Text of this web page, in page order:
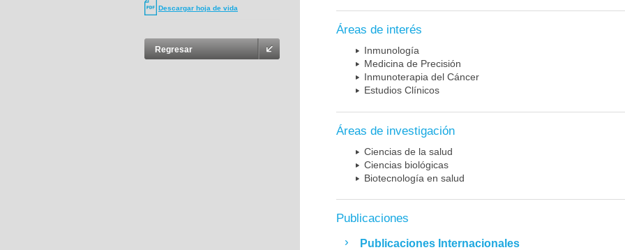
Descargar hoja de vida
Regresar
Áreas de interés
Inmunología
Medicina de Precisión
Inmunoterapia del Cáncer
Estudios Clínicos
Áreas de investigación
Ciencias de la salud
Ciencias biológicas
Biotecnología en salud
Publicaciones
Publicaciones Internacionales